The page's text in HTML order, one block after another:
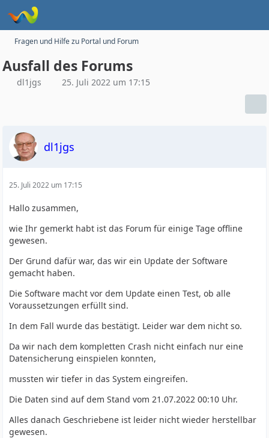
Fragen und Hilfe zu Portal und Forum
Ausfall des Forums
dl1jgs 25. Juli 2022 um 17:15
dl1jgs
25. Juli 2022 um 17:15
Hallo zusammen,
wie Ihr gemerkt habt ist das Forum für einige Tage offline
gewesen.
Der Grund dafür war, das wir ein Update der Software
gemacht haben.
Die Software macht vor dem Update einen Test, ob alle
Voraussetzungen erfüllt sind.
In dem Fall wurde das bestätigt. Leider war dem nicht so.
Da wir nach dem kompletten Crash nicht einfach nur eine
Datensicherung einspielen konnten,
mussten wir tiefer in das System eingreifen.
Die Daten sind auf dem Stand vom 21.07.2022 00:10 Uhr.
Alles danach Geschriebene ist leider nicht wieder herstellbar
gewesen.